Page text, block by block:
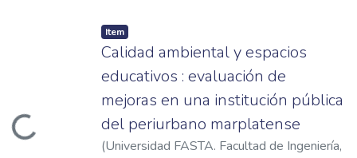
Item
Calidad ambiental y espacios
educativos : evaluación de
mejoras en una institución pública
del periurbano marplatense
(Universidad FASTA. Facultad de Ingeniería,